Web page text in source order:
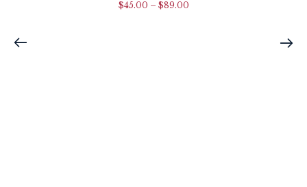
$45.00 – $89.00